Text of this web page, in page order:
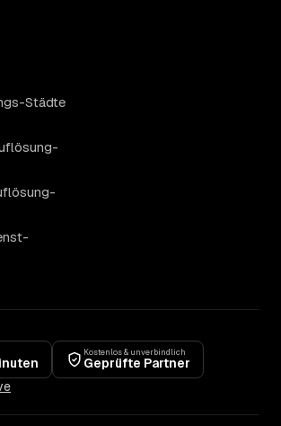
Städte
Kostenlos & unverbindlich
Geprüfte Partner